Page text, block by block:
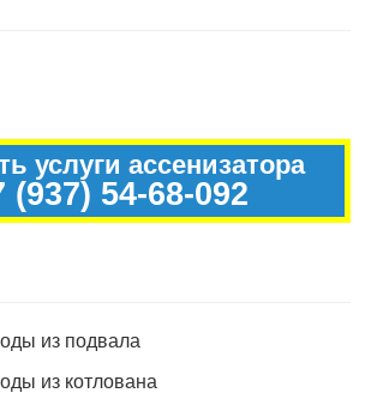
услуги ассенизатора
(937) 54-68-092
из подвала
из котлована